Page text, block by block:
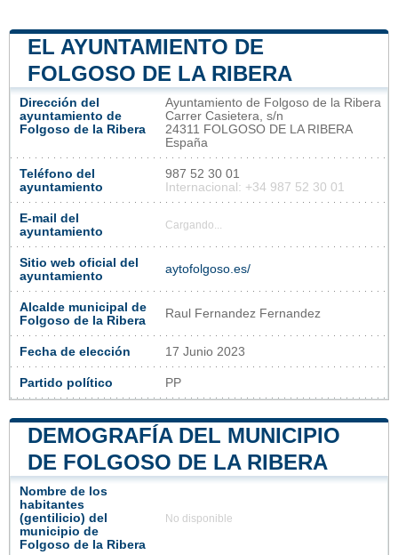
EL AYUNTAMIENTO DE
FOLGOSO DE LA RIBERA
Dirección del
ayuntamiento de
Folgoso de la Ribera
Ayuntamiento de Folgoso de la Ribera
Carrer Casietera, s/n
24311 FOLGOSO DE LA RIBERA
España
Teléfono del
ayuntamiento
987 52 30 01
Internacional: +34 987 52 30 01
E-mail del
ayuntamiento
Cargando...
Sitio web oficial del
ayuntamiento
aytofolgoso.es/
Alcalde municipal de
Folgoso de la Ribera
Raul Fernandez Fernandez
Fecha de elección 17 Junio 2023
Partido político PP
DEMOGRAFÍA DEL MUNICIPIO
DE FOLGOSO DE LA RIBERA
Nombre de los
habitantes
(gentilicio) del
municipio de
Folgoso de la Ribera
No disponible